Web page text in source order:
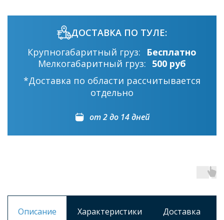
ДОСТАВКА ПО ТУЛЕ:
Крупногабаритный груз:
Бесплатно
Мелкогабаритный груз: 500 руб
*Доставка по области рассчитывается
отдельно
от 2 до 14 дней
Описание Характеристики Доставка